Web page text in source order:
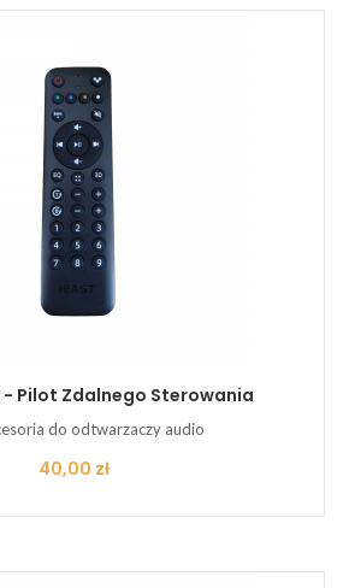
- Pilot Zdalnego Sterowania
do odtwarzaczy audio
Cena
40,00 zł